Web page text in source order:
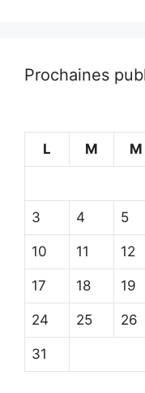
Prochaines
L
M M
3 4 5
10 11 12
17 18 19
24 25 26
31